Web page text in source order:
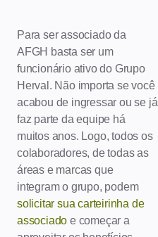
Para ser associado da
AFGH basta ser um
funcionário ativo do Grupo
Herval. Não importa se você
acabou de ingressar ou se já
faz parte da equipe há
muitos anos. Logo, todos os
colaboradores, de todas as
áreas e marcas que
integram o grupo, podem
solicitar sua carteirinha de
associado e começar a